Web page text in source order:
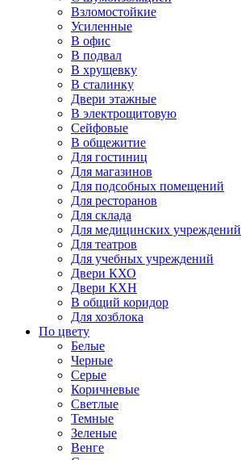
Взломостойкие
Усиленные
В офис
В подвал
В хрущевку
В сталинку
Двери этажные
В электрощитовую
Сейфовые
В общежитие
Для гостиниц
Для магазинов
Для подсобных помещений
Для ресторанов
Для склада
Для медицинских учреждений
Для театров
Для учебных учреждений
Двери КХО
Двери КХН
В общий коридор
Для хозблока
По цвету
Белые
Черные
Серые
Коричневые
Светлые
Темные
Зеленые
Венге